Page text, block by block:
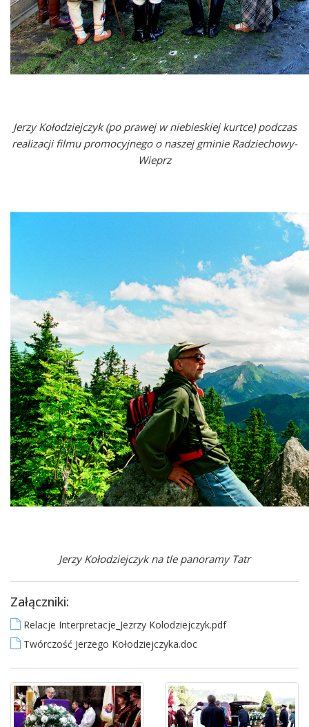
Jerzy Kołodziejczyk (po prawej w niebieskiej kurtce) podczas
realizacji filmu promocyjnego o naszej gminie Radziechowy-
Wieprz
Jerzy Kołodziejczyk na tle panoramy Tatr
Załączniki:
Relacje Interpretacje_Jezrzy Kolodziejczyk.pdf
Twórczość Jerzego Kołodziejczyka.doc